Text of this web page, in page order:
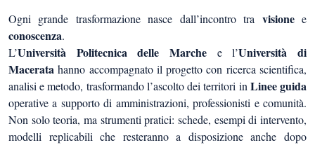
Ogni grande trasformazione nasce dall’incontro tra visionee
conoscenza.
L’Università Politecnica delle Marche e l’Università di
Maceratahanno accompagnato il progetto con ricerca scientifica,
analisi e metodo, trasformando l’ascolto dei territori inLinee guida
operative a supporto di amministrazioni, professionisti e comunità.
Non solo teoria, ma strumenti pratici: schede, esempi di intervento,
modelli replicabili che resteranno a disposizione anche dopo